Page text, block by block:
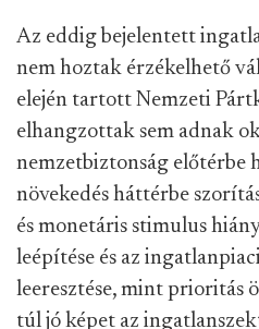
Az eddig bejelentett
nem hoztak érzékelhető
elején tartott Nemzeti
elhangzottak sem adnak
nemzetbiztonság előtérbe
növekedés háttérbe
és monetáris stimulus
leépítése és az
leeresztése, mint prioritás
túl jó képet az